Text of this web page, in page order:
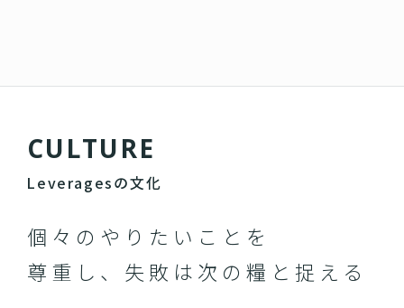
CULTURE
Leveragesの文化
個々のやりたいことを
尊重し、失敗は次の糧と捉える